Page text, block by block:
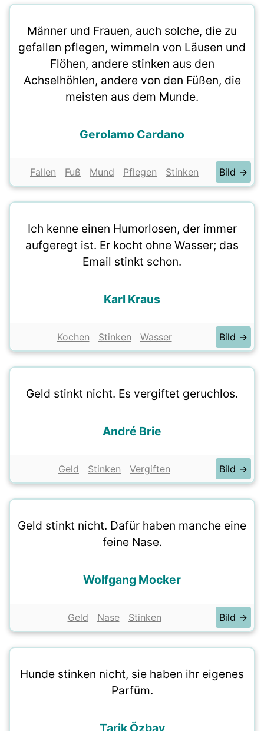
Männer und Frauen, auch solche, die zu
gefallen pflegen, wimmeln von Läusen und
Flöhen, andere stinken aus den
Achselhöhlen, andere von den Füßen, die
meisten aus dem Munde.
Gerolamo Cardano
Fallen Fuß Mund Pflegen Stinken Bild →
Ich kenne einen Humorlosen, der immer
aufgeregt ist. Er kocht ohne Wasser; das
Email stinkt schon.
Karl Kraus
Kochen Stinken Wasser Bild →
Geld stinkt nicht. Es vergiftet geruchlos.
André Brie
Geld Stinken Vergiften Bild →
Geld stinkt nicht. Dafür haben manche eine
feine Nase.
Wolfgang Mocker
Geld Nase Stinken Bild →
Hunde stinken nicht, sie haben ihr eigenes
Parfüm.
Tarik Özbay